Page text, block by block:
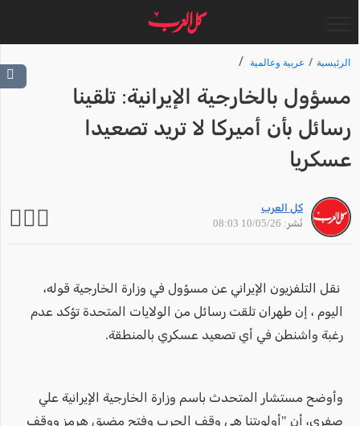
الرئيسية عربية وعالمية
مسؤول بالخارجية الإيرانية: تلقينا
رسائل بأن أميركا لا تريد تصعيدا
عسكريا
كل العرب
نُشر: 10/05/26 08:03
نقل التلفزيون الإيراني عن مسؤول في وزارة الخارجية قوله،
اليوم ، إن طهران تلقت رسائل من الولايات المتحدة تؤكد عدم
رغبة واشنطن في أي تصعيد عسكري بالمنطقة.
وأوضح مستشار المتحدث باسم وزارة الخارجية الإيرانية علي
صفري، أن "أولويتنا هي وقف الحرب وفتح مضيق هرمز ووقف